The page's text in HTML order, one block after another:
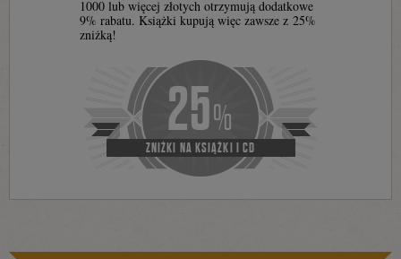
1000 lub więcej złotych otrzymują dodatkowe
9% rabatu. Książki kupują więc zawsze z 25%
zniżką!
25%
ZNIŻKI NA KSIĄŻKI I CD